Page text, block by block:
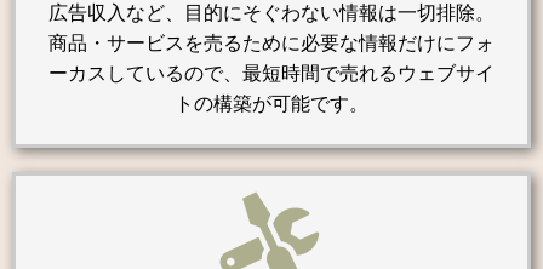
広告収入など、目的にそぐわない情報は一切排除。
商品・サービスを売るために必要な情報だけにフォ
ーカスしているので、最短時間で売れるウェブサイ
トの構築が可能です。